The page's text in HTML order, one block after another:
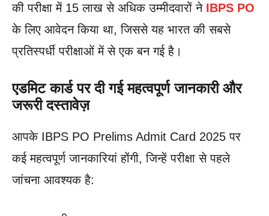
की परीक्षा में 15 लाख से अधिक उम्मीदवारों ने IBPS PO
के लिए आवेदन किया था, जिससे यह भारत की सबसे
प्रतिस्पर्धी परीक्षाओं में से एक बन गई है।
एडमिट कार्ड पर दी गई महत्वपूर्ण जानकारी और
जरूरी दस्तावेज़
आपके IBPS PO Prelims Admit Card 2025 पर
कई महत्वपूर्ण जानकारियां होंगी, जिन्हें परीक्षा से पहले
जांचना आवश्यक है: